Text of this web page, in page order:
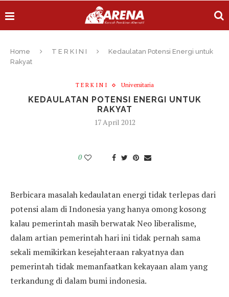
Home T E R K I N I
Kedaulatan Potensi Energi untuk
Rakyat
T E R K I N I Universitaria
KEDAULATAN POTENSI ENERGI UNTUK
RAKYAT
17 April 2012
0
Berbicara masalah kedaulatan energi tidak terlepas dari
potensi alam di Indonesia yang hanya omong kosong
kalau pemerintah masih berwatak Neo liberalisme,
dalam artian pemerintah hari ini tidak pernah sama
sekali memikirkan kesejahteraan rakyatnya dan
pemerintah tidak memanfaatkan kekayaan alam yang
terkandung di dalam bumi indonesia.